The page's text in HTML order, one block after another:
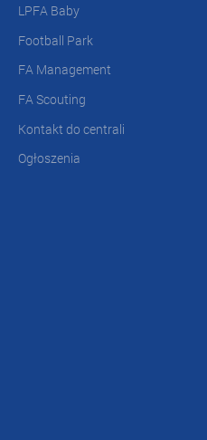
LPFA Baby
Football Park
FA Management
FA Scouting
Kontakt do centrali
Ogłoszenia